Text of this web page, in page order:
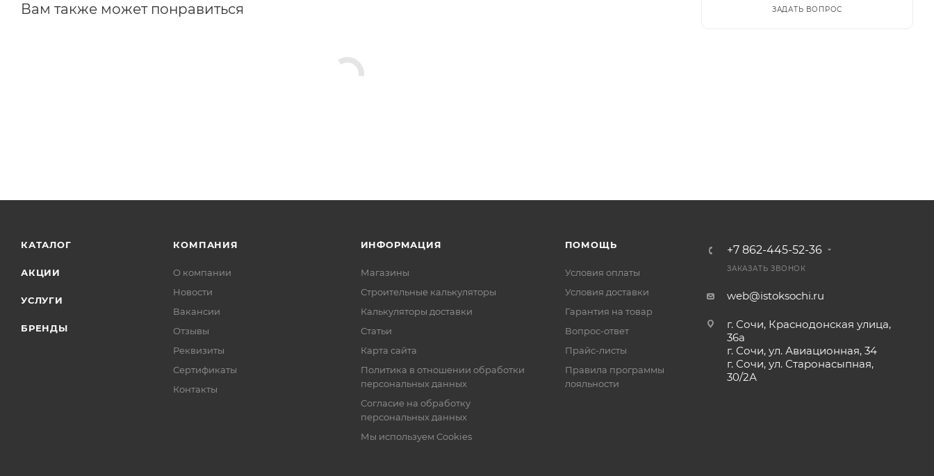
Вам также может понравиться ЗАДАТЬ ВОПРОС
КАТАЛОГ
АКЦИИ
УСЛУГИ
БРЕНДЫ
КОМПАНИЯ
О компании
Новости
Вакансии
Отзывы
Реквизиты
Сертификаты
Контакты
ИНФОРМАЦИЯ
Магазины
Строительные калькуляторы
Калькуляторы доставки
Статьи
Карта сайта
Политика в отношении обработки
персональных данных
Согласие на обработку
персональных данных
Мы используем Cookies
ПОМОЩЬ
Условия оплаты
Условия доставки
Гарантия на товар
Вопрос-ответ
Прайс-листы
Правила программы
лояльности
+7 862-445-52-36
ЗАКАЗАТЬ ЗВОНОК
web@istoksochi.ru
г. Сочи, Краснодонская улица,
36а
г. Сочи, ул. Авиационная, 34
г. Сочи, ул. Старонасыпная,
30/2А